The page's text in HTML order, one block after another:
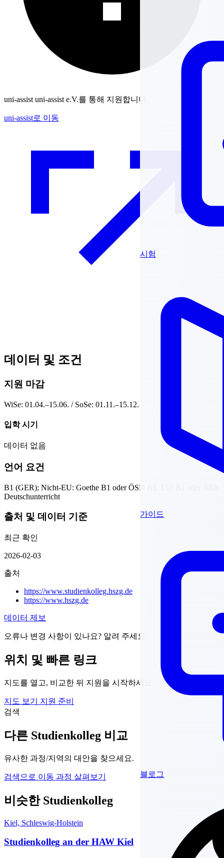
시험
가이드
블로그
uni-assist uni-assist e.V.를 통해 지원합니다.
uni-assist로 이동
데이터 및 조건
지원 마감
WiSe: 01.04.–15.06. / SoSe: 01.11.–15.12.
입학 시기
데이터 없음
언어 요건
B1 (GER); Nicht-EU: Goethe B1 oder ÖSD B1. EU: B1 oder 400h
Deutschunterricht
출처 및 데이터 기준
최근 확인
2026-02-03
출처
https://www.studienkolleg.hszg.de
https://www.hszg.de
데이터 제보
오류나 변경 사항이 있나요? 알려 주세요.
위치 및 빠른 링크
지도를 열고, 비교한 뒤 지원을 시작하세요.
지도 보기 지원 준비
검색
다른 Studienkolleg 비교
유사한 과정/지역의 대안을 찾으세요.
검색으로 이동 과정 살펴보기
비슷한 Studienkolleg
Kiel, Schleswig-Holstein
Studienkolleg an der HAW Kiel